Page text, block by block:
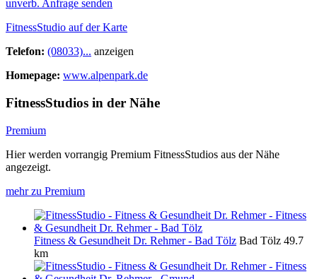
unverb. Anfrage senden
FitnessStudio auf der Karte
Telefon: (08033)... anzeigen
Homepage: www.alpenpark.de
FitnessStudios in der Nähe
Premium
Hier werden vorrangig Premium FitnessStudios aus der Nähe
angezeigt.
mehr zu Premium
Fitness & Gesundheit Dr. Rehmer - Bad Tölz Bad Tölz 49.7
km